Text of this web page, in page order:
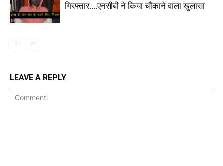
गिरफ्तार….एनसीबी ने किया चौंकाने वाला खुलासा
LEAVE A REPLY